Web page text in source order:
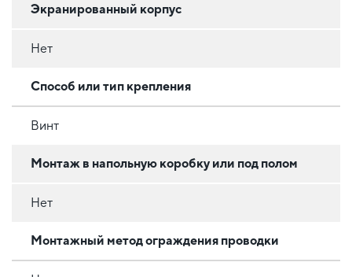
Экранированный корпус
Нет
Способ или тип крепления
Винт
Монтаж в напольную коробку или под полом
Нет
Монтажный метод ограждения проводки